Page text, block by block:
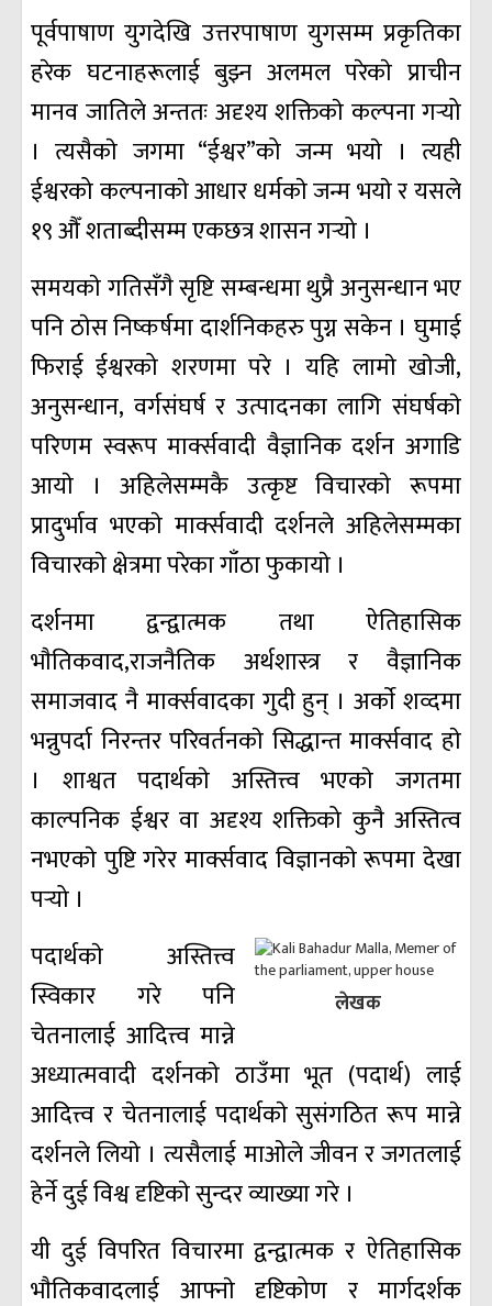
पूर्वपाषाण युगदेखि उत्तरपाषाण युगसम्म प्रकृतिका
हरेक घटनाहरूलाई बुझ्न अलमल परेकाे प्राचीन
मानव जातिले अन्ततः अदृश्य शक्तिकाे कल्पना गर्‍यो
। त्यसैकाे जगमा “ईश्वर”को जन्म भयाे । त्यही
ईश्वरको कल्पनाकाे आधार धर्मकाे जन्म भयाे र यसले
१९ औँ शताब्दीसम्म एकछत्र शासन गर्‍यो ।
समयकाे गतिसँगै सृष्टि सम्बन्धमा थुप्रै अनुसन्धान भए
पनि ठाेस निष्कर्षमा दार्शनिकहरु पुग्न सकेन । घुमाई
फिराई ईश्वरको शरणमा परे । यहि लामाे खाेजी,
अनुसन्धान, वर्गसंघर्ष र उत्पादनका लागि संघर्षकाे
परिणम स्वरूप मार्क्सवादी वैज्ञानिक दर्शन अगाडि
आयाे । अहिलेसम्मकै उत्कृष्ट विचारकाे रूपमा
प्रादुर्भाव भएकाे मार्क्सवादी दर्शनले अहिलेसम्मका
विचारकाे क्षेत्रमा परेका गाँठा फुकायाे ।
दर्शनमा द्वन्द्वात्मक तथा ऐतिहासिक
भाैतिकवाद,राजनैतिक अर्थशास्त्र र वैज्ञानिक
समाजवाद नै मार्क्सवादका गुदी हुन् । अर्काे शव्दमा
भन्नुपर्दा निरन्तर परिवर्तनकाे सिद्धान्त मार्क्सवाद हाे
। शाश्वत पदार्थकाे अस्तित्त्व भएकाे जगतमा
काल्पनिक ईश्वर वा अदृश्य शक्तिको कुनै अस्तित्व
नभएकाे पुष्टि गरेर मार्क्सवाद विज्ञानकाे रूपमा देखा
पर्‍यो ।
लेखक
पदार्थकाे अस्तित्त्व
स्विकार गरे पनि
चेतनालाई आदित्त्व मान्ने
अध्यात्मवादी दर्शनकाे ठाउँमा भूत (पदार्थ) लाई
आदित्त्व र चेतनालाई पदार्थकाे सुसंगठित रूप मान्ने
दर्शनले लियाे । त्यसैलाई माओले जीवन र जगतलाई
हेर्ने दुई विश्व दृष्टिकाे सुन्दर व्याख्या गरे ।
यी दुई विपरित विचारमा द्वन्द्वात्मक र ऐतिहासिक
भाैतिकवादलाई आफ्नाे दृष्टिकोण र मार्गदर्शक